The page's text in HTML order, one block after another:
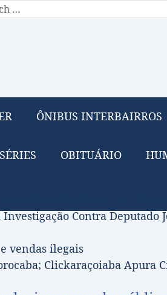
ÔNIBUS INTERBAIRROS
OBITUÁRIO
Contra Deputado
vendas ilegais
Clickaraçoiaba Apura